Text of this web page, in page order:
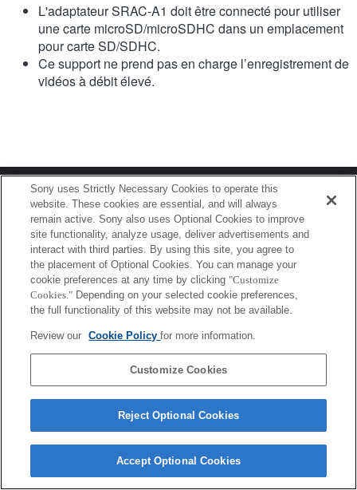
L'adaptateur SRAC-A1 doit être connecté pour utiliser
une carte microSD/microSDHC dans un emplacement
pour carte SD/SDHC.
Ce support ne prend pas en charge l’enregistrement de
vidéos à débit élevé.
Terms of Use Contact Us
Copyright 2026 Sony Corporation
Sony uses Strictly Necessary Cookies to operate this
website. These cookies are essential, and will always
remain active. Sony also uses Optional Cookies to improve
site functionality, analyze usage, deliver advertisements and
interact with third parties. By using this site, you agree to
the placement of Optional Cookies. You can manage your
cookie preferences at any time by clicking "Customize
Cookies." Depending on your selected cookie preferences,
the full functionality of this website may not be available.
Review our Cookie Policyfor more information.
Customize Cookies
Reject Optional Cookies
Accept Optional Cookies